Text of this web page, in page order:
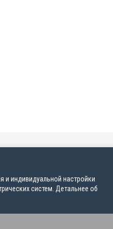
и индивидуальной настройки
систем. Детальнее об